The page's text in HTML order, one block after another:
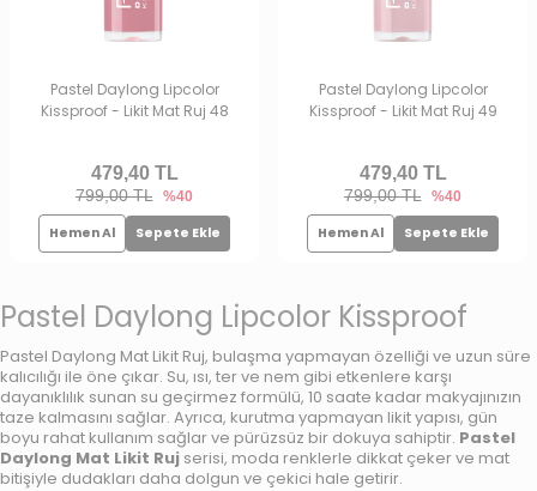
Pastel Daylong Lipcolor
Kissproof - Likit Mat Ruj 48
799,00 TL %40
479,40TL
Hemen Al Sepete Ekle
Pastel Daylong Lipcolor
Kissproof - Likit Mat Ruj 49
799,00 TL %40
479,40TL
Hemen Al Sepete Ekle
Pastel Daylong Lipcolor Kissproof
Pastel Daylong Mat Likit Ruj, bulaşma yapmayan özelliği ve uzun süre
kalıcılığı ile öne çıkar. Su, ısı, ter ve nem gibi etkenlere karşı
dayanıklılık sunan su geçirmez formülü, 10 saate kadar makyajınızın
taze kalmasını sağlar. Ayrıca, kurutma yapmayan likit yapısı, gün
boyu rahat kullanım sağlar ve pürüzsüz bir dokuya sahiptir. Pastel
Daylong Mat Likit Ruj serisi, moda renklerle dikkat çeker ve mat
bitişiyle dudakları daha dolgun ve çekici hale getirir.